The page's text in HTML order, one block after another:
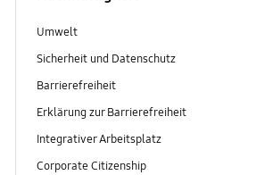
Umwelt
Sicherheit und Datenschutz
Barrierefreiheit
Erklärung zur Barrierefreiheit
Integrativer Arbeitsplatz
Corporate Citizenship